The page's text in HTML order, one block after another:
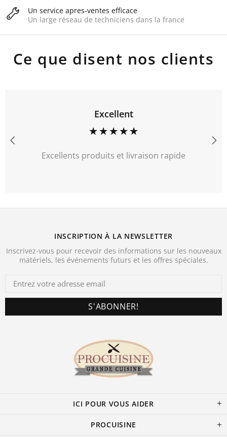
Un service apres-ventes efficace
Un large réseau de techniciens dans la france
Ce que disent nos clients
Excellent
Excellents produits et livraison rapide
INSCRIPTION À LA NEWSLETTER
Inscrivez-vous pour recevoir des informations sur les nouveaux
matériels, les événements futurs et les offres spéciales.
ICI POUR VOUS AIDER
PROCUISINE